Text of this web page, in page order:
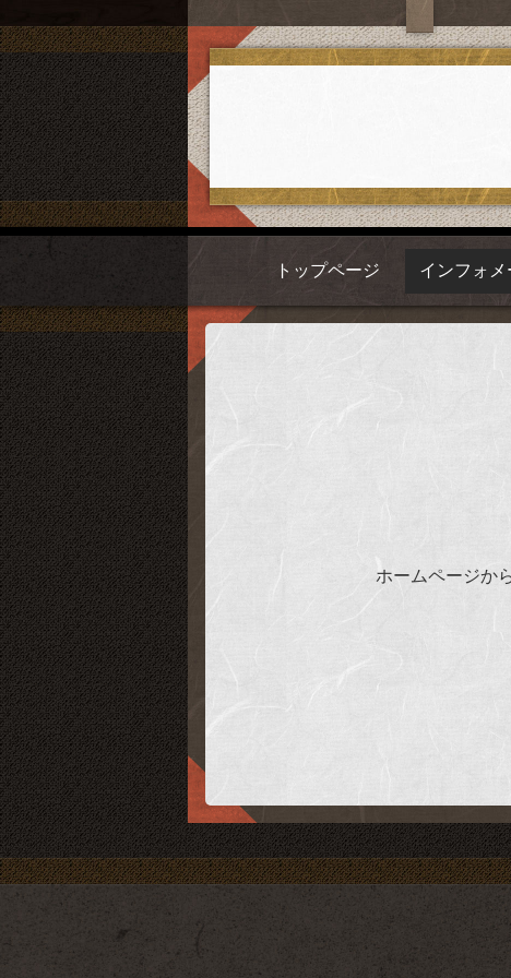
トップページ インフォメ
ホームページか